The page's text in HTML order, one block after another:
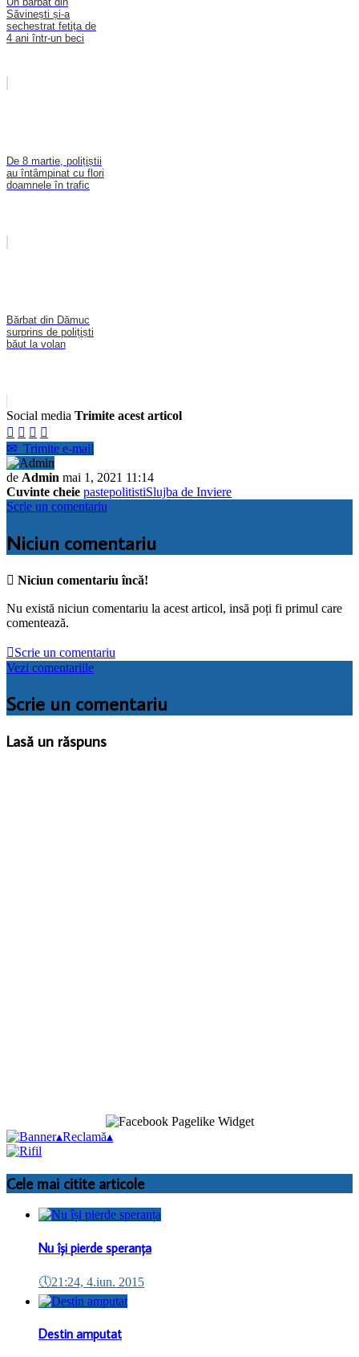
Săvinești și-a
sechestrat fetița de
4 ani într-un beci
De 8 martie, polițiștii
au întâmpinat cu flori
doamnele în trafic
Bărbat din Dămuc
surprins de polițiști
băut la volan
Social media Trimite acest articol
   
✉ Trimite e-mail
de Admin mai 1, 2021 11:14
Cuvinte cheie pastepolitistiSlujba de Inviere
Scrie un comentariu
Niciun comentariu
 Niciun comentariu încă!
Nu există niciun comentariu la acest articol, insă poți fi primul care
comentează.
Scrie un comentariu
Vezi comentariile
Scrie un comentariu
Lasă un răspuns
▴Reclamă▴
Cele mai citite articole
Nu își pierde speranța
🕔21:24, 4.iun. 2015
Destin amputat